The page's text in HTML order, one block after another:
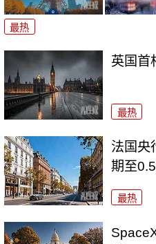
最热
英国首
最热
法国央
期至
最热